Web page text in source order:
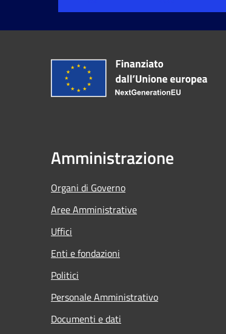
Amministrazione
Organi di Governo
Aree Amministrative
Uffici
Enti e fondazioni
Politici
Personale Amministrativo
Documenti e dati